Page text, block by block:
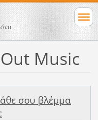
Music
σου βλέμμα